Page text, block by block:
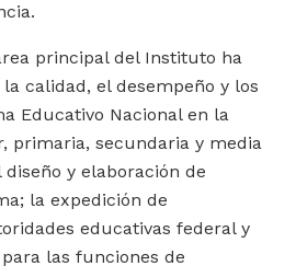
principal del Instituto ha
calidad, el desempeño y los
Educativo Nacional en la
primaria, secundaria y media
y elaboración de
la expedición de
educativas federal y
las funciones de